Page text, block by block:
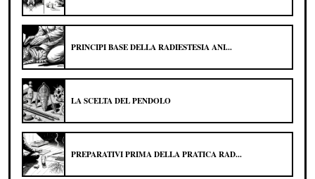
PRINCIPI BASE DELLA RADIESTESIA ANI...
LA SCELTA DEL PENDOLO
PREPARATIVI PRIMA DELLA PRATICA RAD...